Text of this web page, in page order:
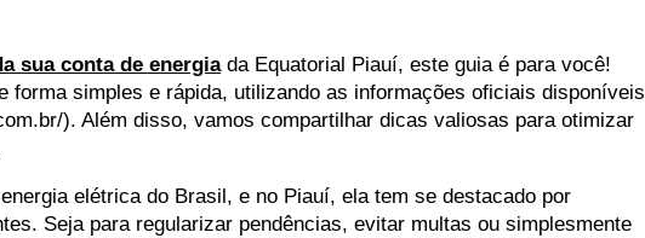
sua conta de energiada Equatorial Piauí, este guia é para você!
simples e rápida, utilizando as informações oficiais disponíveis
). Além disso, vamos compartilhar dicas valiosas para otimizar
elétrica do Brasil, e no Piauí, ela tem se destacado por
Seja para regularizar pendências, evitar multas ou simplesmente